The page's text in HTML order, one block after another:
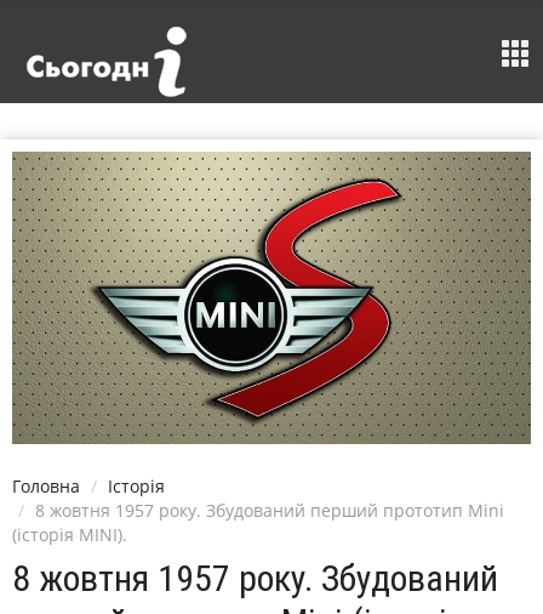
Головна
Історія
8 жовтня 1957 року. Збудований перший прототип Mіnі
(історія MINI).
8 жовтня 1957 року. Збудований